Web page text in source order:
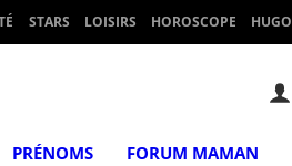
STARS LOISIRS HOROSCOPE HUGO
PRÉNOMS FORUM MAMAN